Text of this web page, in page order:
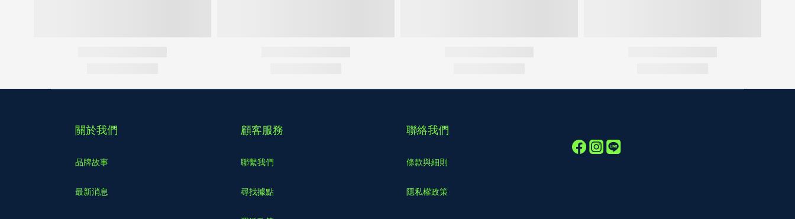
關於我們
品牌故事
最新消息
顧客服務
聯繫我們
尋找據點
聯絡我們
條款與細則
隱私權政策